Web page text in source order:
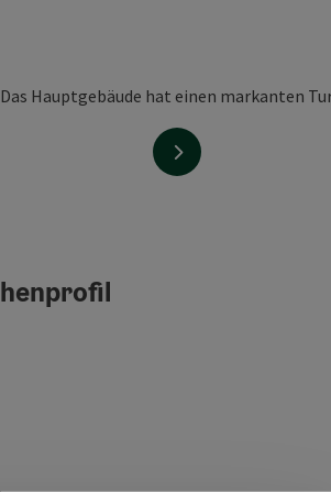
nächstes Element